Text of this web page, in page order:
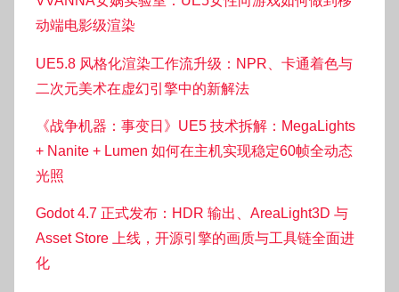
动端电影级渲染
UE5.8 风格化渲染工作流升级：NPR、卡通着色与
二次元美术在虚幻引擎中的新解法
《战争机器：事变日》UE5 技术拆解：MegaLights
+ Nanite + Lumen 如何在主机实现稳定60帧全动态
光照
Godot 4.7 正式发布：HDR 输出、AreaLight3D 与
Asset Store 上线，开源引擎的画质与工具链全面进
化